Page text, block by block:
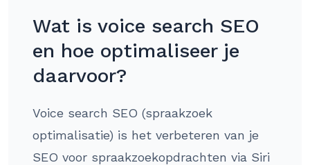
Wat is voice search SEO
en hoe optimaliseer je
daarvoor?
Voice search SEO (spraakzoek
optimalisatie) is het verbeteren van je
SEO voor spraakzoekopdrachten via Siri